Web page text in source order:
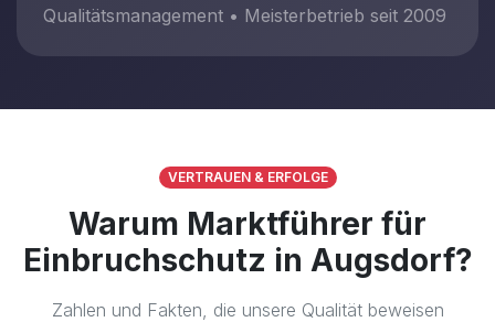
Qualitätsmanagement • Meisterbetrieb seit 2009
VERTRAUEN & ERFOLGE
Warum Marktführer für
Einbruchschutz in Augsdorf?
Zahlen und Fakten, die unsere Qualität beweisen